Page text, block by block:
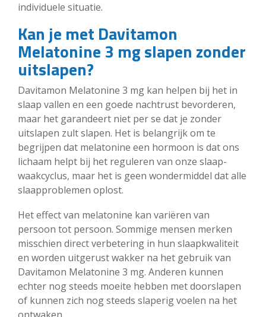
individuele situatie.
Kan je met Davitamon
Melatonine 3 mg slapen zonder
uitslapen?
Davitamon Melatonine 3 mg kan helpen bij het in
slaap vallen en een goede nachtrust bevorderen,
maar het garandeert niet per se dat je zonder
uitslapen zult slapen. Het is belangrijk om te
begrijpen dat melatonine een hormoon is dat ons
lichaam helpt bij het reguleren van onze slaap-
waakcyclus, maar het is geen wondermiddel dat alle
slaapproblemen oplost.
Het effect van melatonine kan variëren van
persoon tot persoon. Sommige mensen merken
misschien direct verbetering in hun slaapkwaliteit
en worden uitgerust wakker na het gebruik van
Davitamon Melatonine 3 mg. Anderen kunnen
echter nog steeds moeite hebben met doorslapen
of kunnen zich nog steeds slaperig voelen na het